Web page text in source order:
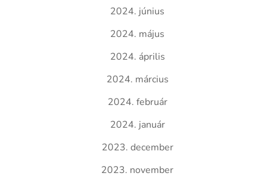
2024. június
2024. május
2024. április
2024. március
2024. február
2024. január
2023. december
2023. november